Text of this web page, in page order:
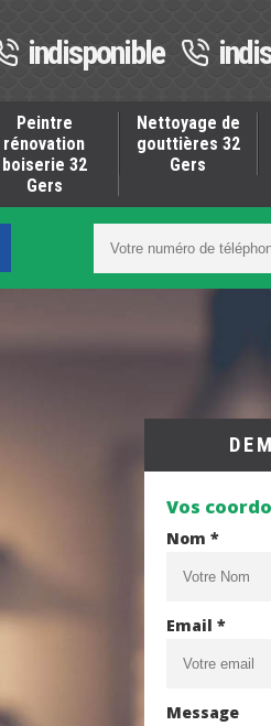
indisponible
Peintre
rénovation
boiserie 32
Gers
Nettoyage de
gouttières 32
Gers
Vos
Nom *
Email *
Message